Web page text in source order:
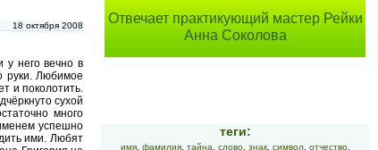
18 октября 2008
у него вечно в
руки. Любимое
и поколотить.
сухой
много
успешно
ими. Любят
Отвечает практикующий мастер Рейки
Анна Соколова
теги:
имя, фамилия, тайна слово, знак, символ, отчество,